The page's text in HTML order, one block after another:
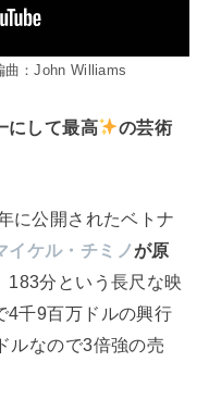
：John Williams
にして最高
の芸術
に公開されたベトナ
イケル・チミノが原
183分という長尺な映
4千9百万ドルの興行
ルなので3倍強の売